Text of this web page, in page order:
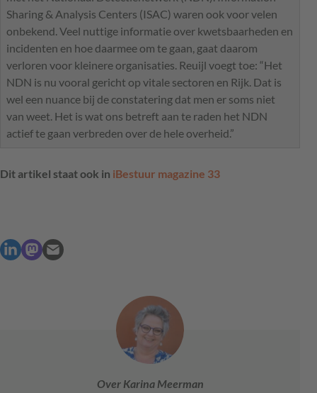
Sharing & Analysis Centers (ISAC) waren ook voor velen
onbekend. Veel nuttige informatie over kwetsbaarheden en
incidenten en hoe daarmee om te gaan, gaat daarom
verloren voor kleinere organisaties. Reuijl voegt toe: “Het
NDN is nu vooral gericht op vitale sectoren en Rijk. Dat is
wel een nuance bij de constatering dat men er soms niet
van weet. Het is wat ons betreft aan te raden het NDN
actief te gaan verbreden over de hele overheid.”
Dit artikel staat ook in iBestuur magazine 33
Over Karina Meerman